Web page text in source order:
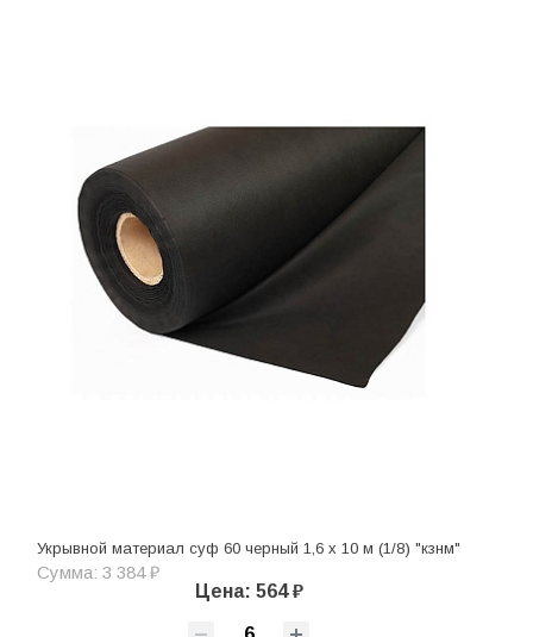
Укрывной материал суф 60 черный 1,6 х 10 м (1/8) "кзнм"
Сумма: 3 384 ₽
Цена: 564 ₽